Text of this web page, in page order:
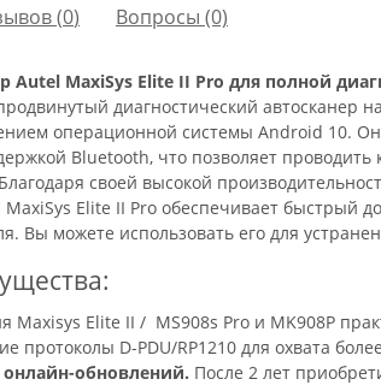
(0) Вопросы (0)
Autel MaxiSys Elite II Pro для полной
диагностический
операционной системы Android 10.
Bluetooth, что позволяет
своей высокой
Elite II Pro обеспечивает быстрый
Вы можете использовать его для
Maxisys Elite II / MS908s Pro и MK908P
протоколы D-PDU/RP1210 для охвата
онлайн-обновлений. После 2 лет